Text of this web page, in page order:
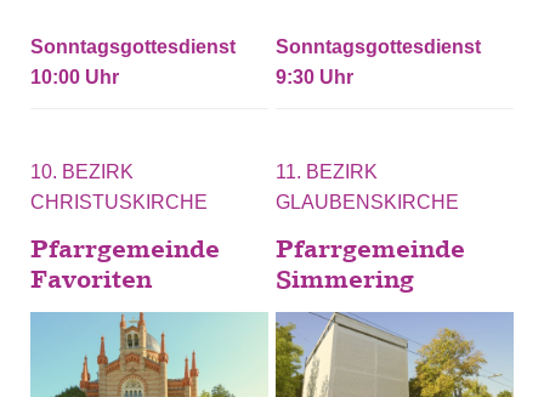
Sonntagsgottesdienst
10:00
Sonntagsgottesdienst
9:30
10. BEZIRK
CHRISTUSKIRCHE
Pfarrgemeinde
Favoriten
11. BEZIRK
GLAUBENSKIRCHE
Pfarrgemeinde
Simmering